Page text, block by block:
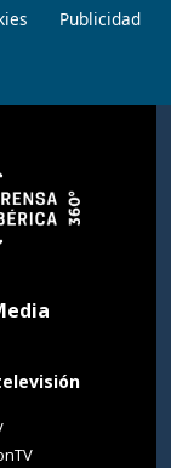
Publicidad